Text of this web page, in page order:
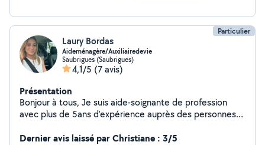
Particulier
Laury Bordas
Aideménagère/Auxiliairedevie
Saubrigues (Saubrigues)
4,1/5 (7 avis)
Présentation
Bonjour à tous, Je suis aide-soignante de profession
avec plus de 5ans d'expérience auprès des personnes
auxiliaire de vie et aide ménagère à domicile.
Dernier avis laissé par Christiane : 3/5